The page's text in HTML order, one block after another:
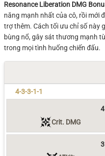
Resonance Liberation DMG
năng mạnh nhất của cô, rồi mới
trợ thêm. Cách tối ưu chỉ số này
bùng nổ, gây sát thương mạnh
trong mọi tình huống chiến đấu.
4-3-3-1-1
Crit. DMG